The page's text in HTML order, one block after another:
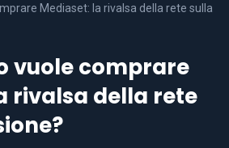
Mediaset: la rivalsa della rete sulla
vuole comprare
rivalsa della rete